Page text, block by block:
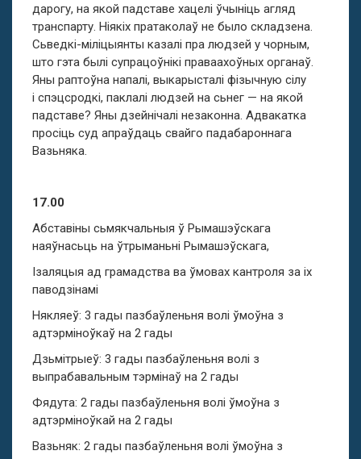
дарогу, на якой падставе хацелі ўчыніць агляд
транспарту. Ніякіх пратаколаў не было складзена.
Сьведкі-міліцыянты казалі пра людзей у чорным,
што гэта былі супрацоўнікі праваахоўных органаў.
Яны раптоўна напалі, выкарысталі фізычную сілу
і спэцсродкі, паклалі людзей на сьнег — на якой
падставе? Яны дзейнічалі незаконна. Адвакатка
просіць суд апраўдаць свайго падабароннага
Вазьняка.
17.00
Абставіны сьмякчальныя ў Рымашэўскага
наяўнасьць на ўтрыманьні Рымашэўскага,
Ізаляцыя ад грамадства ва ўмовах кантроля за іх
паводзінамі
Някляеў: 3 гады пазбаўленьня волі ўмоўна з
адтэрміноўкаў на 2 гады
Дзьмітрыеў: 3 гады пазбаўленьня волі з
выпрабавальным тэрмінаў на 2 гады
Фядута: 2 гады пазбаўленьня волі ўмоўна з
адтэрміноўкай на 2 гады
Вазьняк: 2 гады пазбаўленьня волі ўмоўна з